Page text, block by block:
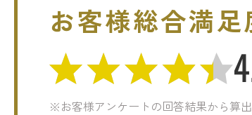
お客様総合満足
※お客様アンケートの回答結果から算出